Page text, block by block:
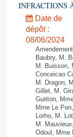
INFRACTIONS
Date de
dépôt :
08/06/2024
Baubry, M.
M. Buisson,
Conceicao
M. Dragon,
Gillet, M.
Guitton,
Mme Le
Lorho, M.
M.
Odoul, Mme